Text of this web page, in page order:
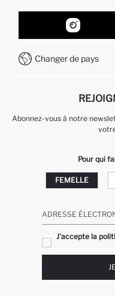
Suivi de la Commande
Comment acheter sur
Comment payer sur
Nos Magasins
Formulaire de contact
Service Client +212 525 076
Changer de pays
Abonnez-vous à notre
Pour qui
FEMELLE
ADRESSE
J'accepte la